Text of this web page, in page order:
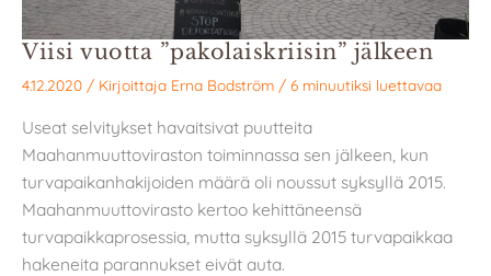
Viisi vuotta ”pakolaiskriisin” jälkeen
4.12.2020 / Kirjoittaja Erna Bodström / 6 minuutiksi luettavaa
Useat selvitykset havaitsivat puutteita
Maahanmuuttoviraston toiminnassa sen jälkeen, kun
turvapaikanhakijoiden määrä oli noussut syksyllä 2015.
Maahanmuuttovirasto kertoo kehittäneensä
turvapaikkaprosessia, mutta syksyllä 2015 turvapaikkaa
hakeneita parannukset eivät auta.